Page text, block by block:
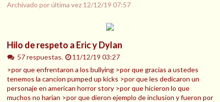
Archivado por última vez 12/12/19 07:57
Hilo de respeto a Eric y Dylan
57 respuestas.
11/12/19 03:27
>por que enfrentaron a los bullying >por que gracias a ustedes
tenemos la cancion pumped up kicks >por que les dedicaron un
personaje en american horror story >por que hicieron lo que
muchos no harian >por que dieron ejemplo de inclusion y fueron por